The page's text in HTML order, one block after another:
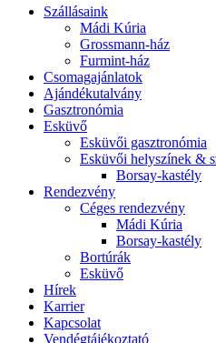
Szállásaink
Mádi Kúria
Grossmann-ház
Furmint-ház
Csomagajánlatok
Ajándékutalvány
Gasztronómia
Esküvő
Esküvői gasztronómia
Esküvői helyszínek &
Borsay-kastély
Rendezvény
Céges rendezvény
Mádi Kúria
Borsay-kastély
Bortúrák
Esküvő
Hírek
Karrier
Kapcsolat
Vendégtájékoztató